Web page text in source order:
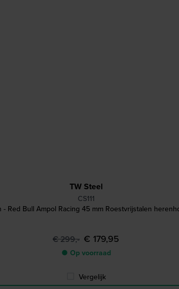
TW Steel
CS111
- Red Bull Ampol Racing 45 mm Roestvrijstalen
€ 299,- € 179,95
● Op voorraad
Vergelijk